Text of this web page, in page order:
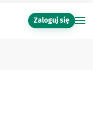
Zaloguj się